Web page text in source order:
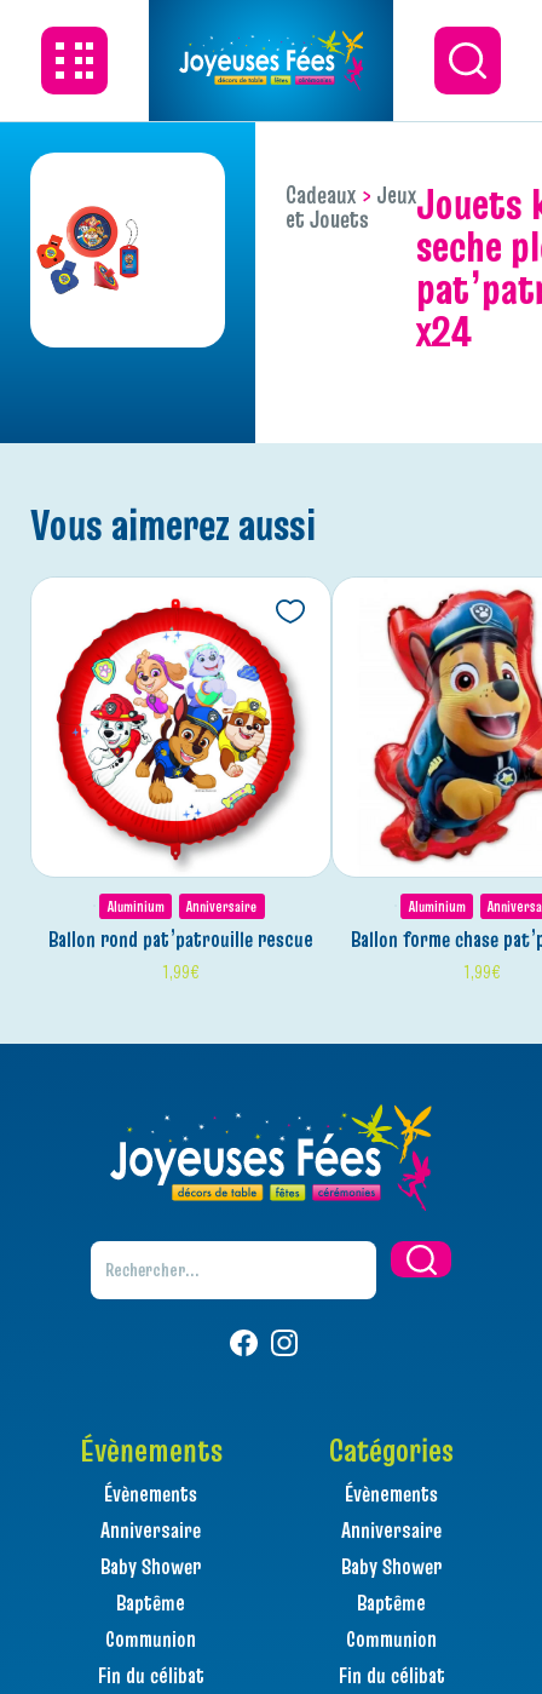
Cadeaux Jeux
et Jouets jouets kit
seche
x24
Vous aimerez aussi
Aluminium Anniversaire
ballon rond pat’patrouille rescue
1,99€
Aluminium
ballon forme chase
1,99€
Évènements
Évènements
Anniversaire
Baby Shower
Baptême
Communion
Fin du célibat
Catégories
Évènements
Anniversaire
Baby Shower
Baptême
Communion
Fin du célibat